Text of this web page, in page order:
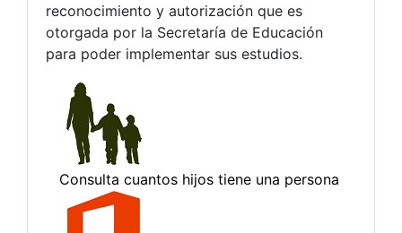
reconocimiento y autorización que es
otorgada por la Secretaría de Educación
para poder implementar sus estudios.